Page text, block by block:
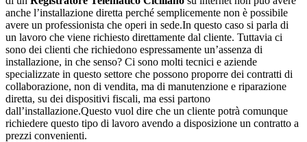
anche l’installazione diretta perché semplicemente non è possibile
avere un professionista che operi in sede.In questo caso si parla di
un lavoro che viene richiesto direttamente dal cliente. Tuttavia ci
sono dei clienti che richiedono espressamente un’assenza di
installazione, in che senso? Ci sono molti tecnici e aziende
specializzate in questo settore che possono proporre dei contratti di
collaborazione, non di vendita, ma di manutenzione e riparazione
diretta, su dei dispositivi fiscali, ma essi partono
dall’installazione.Questo vuol dire che un cliente potrà comunque
richiedere questo tipo di lavoro avendo a disposizione un contratto a
prezzi convenienti.